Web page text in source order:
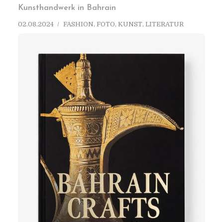
Kunsthandwerk in Bahrain
02.08.2024 FASHION, FOTO, KUNST, LITERATUR